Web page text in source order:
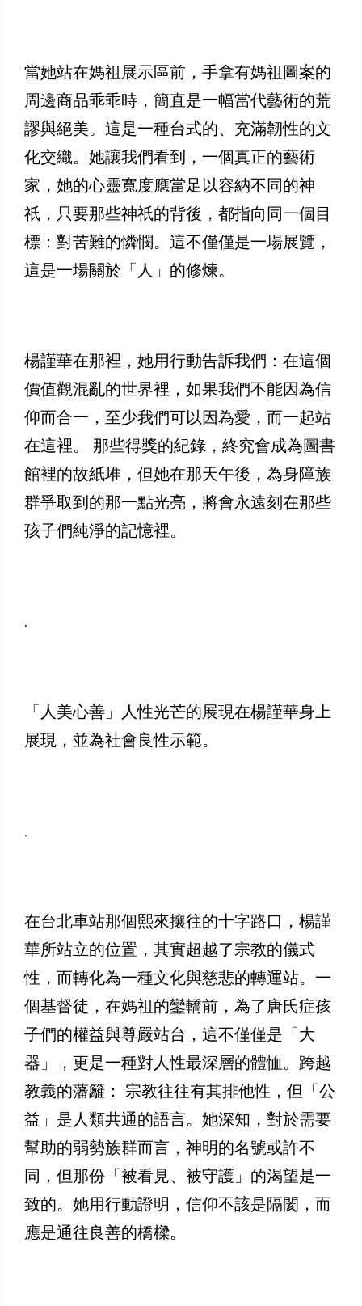
當她站在媽祖展示區前，手拿有媽祖圖案的
周邊商品乖乖時，簡直是一幅當代藝術的荒
謬與絕美。這是一種台式的、充滿韌性的文
化交織。她讓我們看到，一個真正的藝術
家，她的心靈寬度應當足以容納不同的神
祇，只要那些神祇的背後，都指向同一個目
標：對苦難的憐憫。這不僅僅是一場展覽，
這是一場關於「人」的修煉。
楊謹華在那裡，她用行動告訴我們：在這個
價值觀混亂的世界裡，如果我們不能因為信
仰而合一，至少我們可以因為愛，而一起站
在這裡。 那些得獎的紀錄，終究會成為圖書
館裡的故紙堆，但她在那天午後，為身障族
群爭取到的那一點光亮，將會永遠刻在那些
孩子們純淨的記憶裡。
.
「人美心善」人性光芒的展現在楊謹華身上
展現，並為社會良性示範。
.
在台北車站那個熙來攘往的十字路口，楊謹
華所站立的位置，其實超越了宗教的儀式
性，而轉化為一種文化與慈悲的轉運站。一
個基督徒，在媽祖的鑾轎前，為了唐氏症孩
子們的權益與尊嚴站台，這不僅僅是「大
器」，更是一種對人性最深層的體恤。跨越
教義的藩籬： 宗教往往有其排他性，但「公
益」是人類共通的語言。她深知，對於需要
幫助的弱勢族群而言，神明的名號或許不
同，但那份「被看見、被守護」的渴望是一
致的。她用行動證明，信仰不該是隔閡，而
應是通往良善的橋樑。